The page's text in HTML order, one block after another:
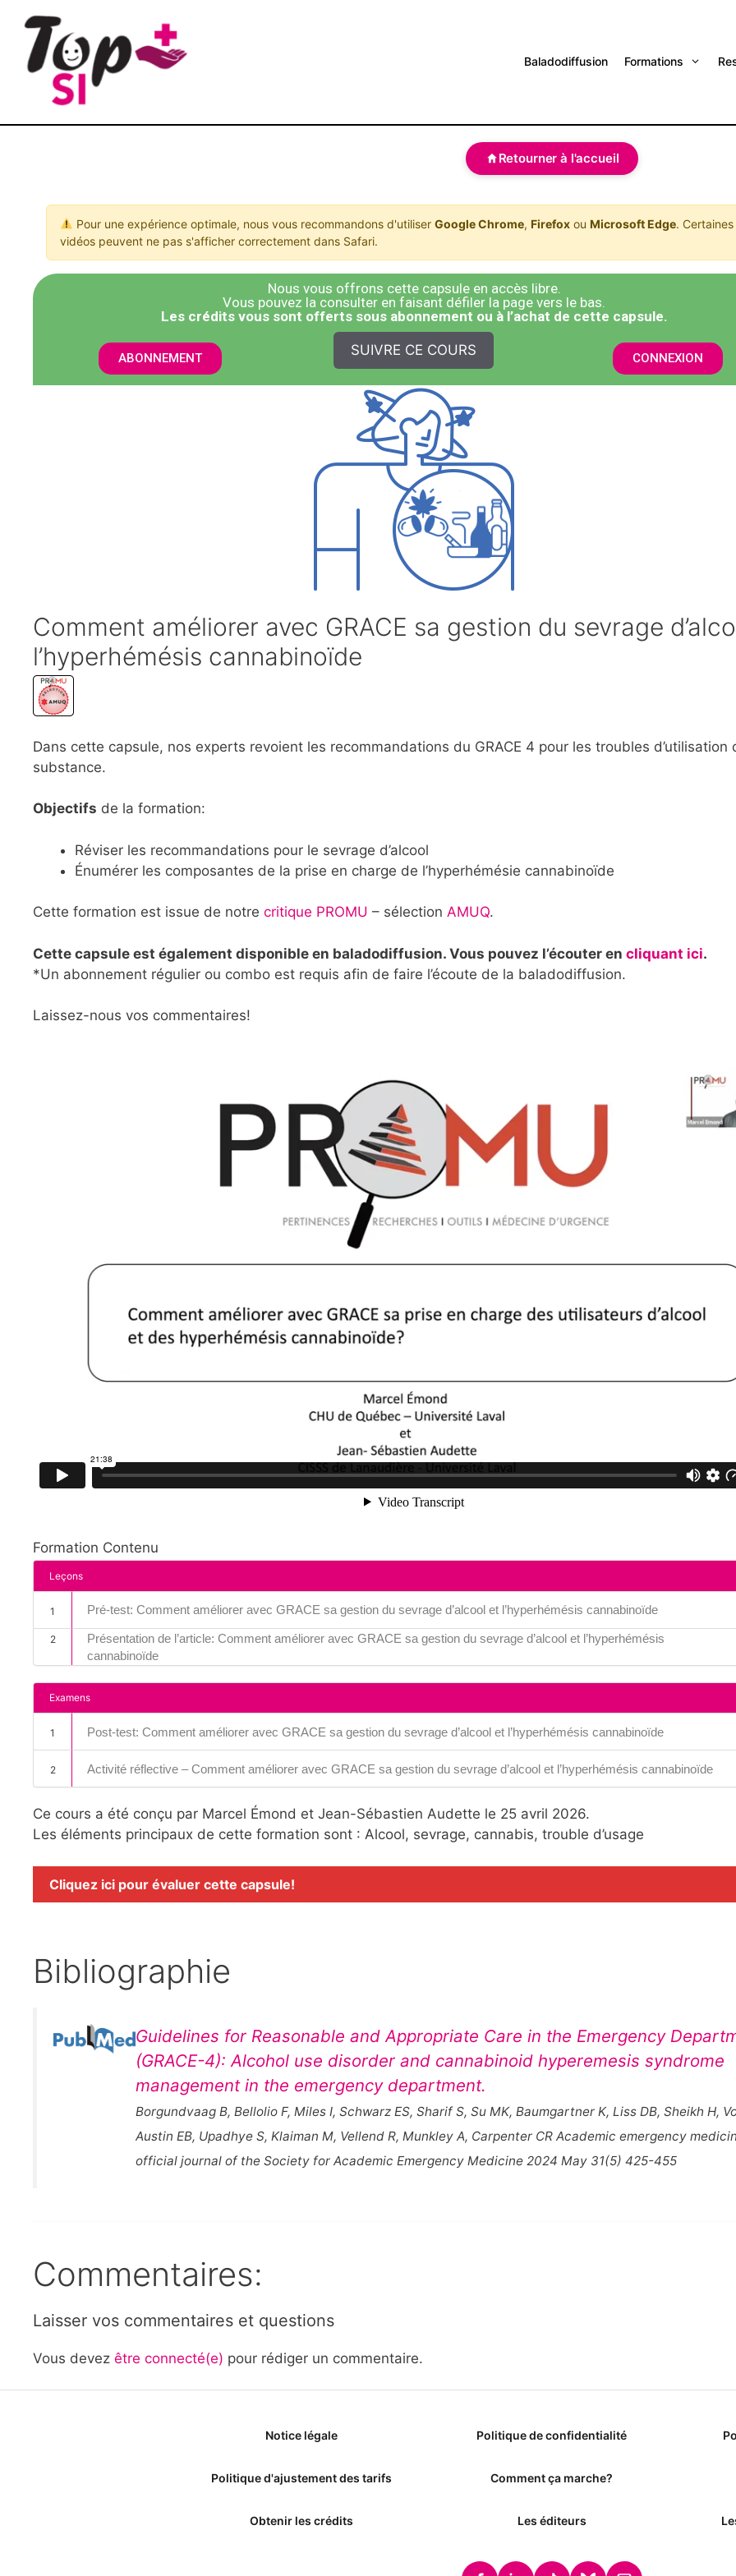
Baladodiffusion Formations
Retourner à l'accueil
Pour une expérience optimale, nous vous recommandons d'utiliser Google Chrome, Firefoxou Microsoft Edge. Certaines
vidéos peuvent ne pas s'afficher correctement dans Safari.
Nous vous offrons cette capsule en accès libre.
Vous pouvez la consulter en faisant défiler la page vers le bas.
​Les crédits vous sont offerts sous abonnement ou à l’achat de cette capsule.
ABONNEMENT SUIVRE CE COURS CONNEXION
Comment améliorer avec GRACE sa gestion du sevrage
l’hyperhémésis cannabinoïde
Dans cette capsule, nos experts revoient les recommandations du GRACE 4 pour les troubles d’utilisation
substance.
Objectifs de la formation:
Réviser les recommandations pour le sevrage d’alcool
Énumérer les composantes de la prise en charge de l’hyperhémésie cannabinoïde
Cette formation est issue de notre critique PROMU – sélection AMUQ.
Cette capsule est également disponible en baladodiffusion. Vous pouvez l’écouter en cliquant ici.
*Un abonnement régulier ou combo est requis afin de faire l’écoute de la baladodiffusion.
Laissez-nous vos commentaires!
Formation Contenu
Leçons
1 Pré-test: Comment améliorer avec GRACE sa gestion du sevrage d’alcool et l’hyperhémésis cannabinoïde
2
Présentation de l’article: Comment améliorer avec GRACE sa gestion du sevrage d’alcool et l’hyperhémésis
cannabinoïde
Examens
1 Post-test: Comment améliorer avec GRACE sa gestion du sevrage d’alcool et l’hyperhémésis cannabinoïde
2 Activité réflective – Comment améliorer avec GRACE sa gestion du sevrage d’alcool et l’hyperhémésis cannabinoïde
Ce cours a été conçu par Marcel Émond et Jean-Sébastien Audette le 25 avril 2026.
Les éléments principaux de cette formation sont : Alcool, sevrage, cannabis, trouble d’usage
Cliquez ici pour évaluer cette capsule!
Bibliographie
Guidelines for Reasonable and Appropriate Care in the Emergency
(GRACE-4): Alcohol use disorder and cannabinoid hyperemesis syndrome
management in the emergency department.
Borgundvaag B, Bellolio F, Miles I, Schwarz ES, Sharif S, Su MK, Baumgartner K, Liss DB, Sheikh H,
Austin EB, Upadhye S, Klaiman M, Vellend R, Munkley A, Carpenter CR Academic emergency
official journal of the Society for Academic Emergency Medicine 2024 May 31(5) 425-455
Commentaires:
Laisser vos commentaires et questions
Vous devez être connecté(e) pour rédiger un commentaire.
Notice légale Politique de confidentialité
Politique d'ajustement des tarifs Comment ça marche?
Obtenir les crédits Les éditeurs